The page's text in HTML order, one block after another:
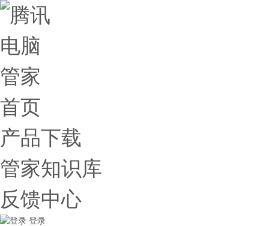
首页
产品下载
管家知识库
反馈中心
登录